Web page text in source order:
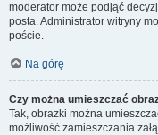
moderator może podjąć
posta. Administrator witryny
poście.
Na górę
Czy można umieszczać
Tak, obrazki można
możliwość zamieszczania